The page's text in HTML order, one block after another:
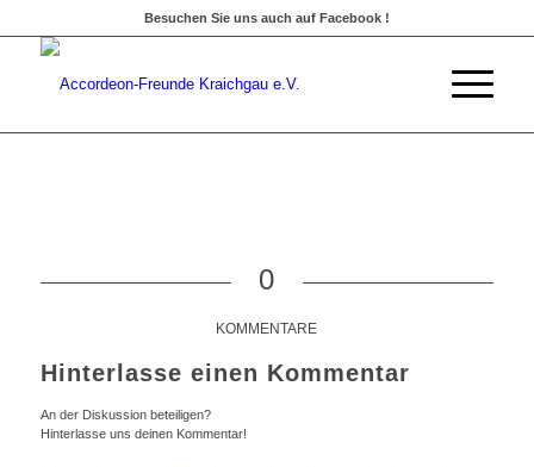
Besuchen Sie uns auch auf Facebook !
0
KOMMENTARE
Hinterlasse einen Kommentar
An der Diskussion beteiligen?
Hinterlasse uns deinen Kommentar!